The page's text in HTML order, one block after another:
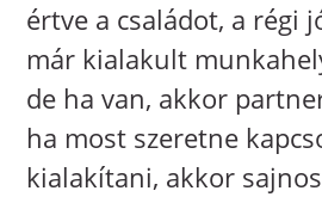
értve a családot, a régi
már kialakult
de ha van, akkor
ha most szeretne
kialakítani, akkor